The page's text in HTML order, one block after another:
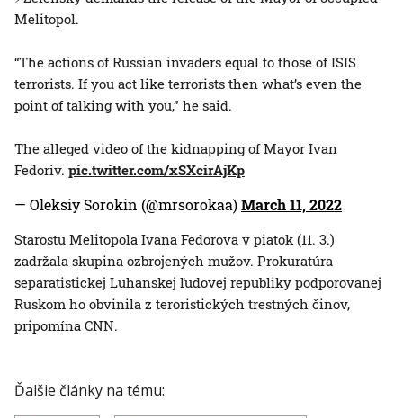
Melitopol.
“The actions of Russian invaders equal to those of ISIS
terrorists. If you act like terrorists then what’s even the
point of talking with you,” he said.
The alleged video of the kidnapping of Mayor Ivan
Fedoriv. pic.twitter.com/xSXcirAjKp
— Oleksiy Sorokin (@mrsorokaa)March 11, 2022
Starostu Melitopola Ivana Fedorova v piatok (11. 3.)
zadržala skupina ozbrojených mužov. Prokuratúra
separatistickej Luhanskej ľudovej republiky podporovanej
Ruskom ho obvinila z teroristických trestných činov,
pripomína CNN.
Ďalšie články na tému: